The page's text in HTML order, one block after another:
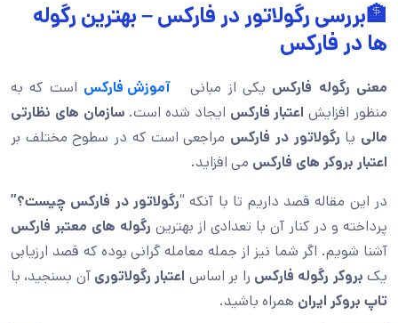
🏦بررسی رگولاتور در فارکس – بهترین رگوله
ها در فارکس
معنی رگوله فارکس یکی از مبانی آموزش فارکس است که به
منظور افزایش اعتبار فارکس ایجاد شده است. سازمان های نظارتی
مالی یا رگولاتور در فارکس مراجعی است که در سطوح مختلف بر
اعتبار بروکر های فارکس می افزاید.
در این مقاله قصد داریم تا با آنکه “رگولاتور در فارکس چیست؟”
پرداخته و در کنار آن با تعدادی از بهترین رگوله های معتبر فارکس
آشنا شویم. اگر شما نیز از جمله معامله گرانی بوده که قصد ارزیابی
یک بروکر رگوله فارکس را بر اساس اعتبار رگولاتوریآن بسنجید، با
تاپ بروکر ایران همراه باشید.